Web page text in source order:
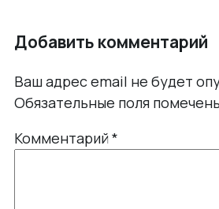
Добавить комментарий
Ваш адрес email не будет
Обязательные поля
Комментарий*